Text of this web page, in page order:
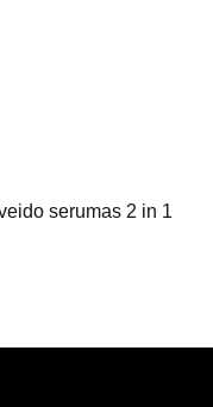
serumas 2 in 1